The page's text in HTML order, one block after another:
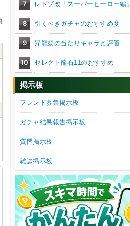
7 レドゾ改「スーパーヒーロー編」
8 引くべきガチャのおすすめ度
9 昇龍祭の当たりキャラと評価
10 セレクト龍石11のおすすめ
掲示板
フレンド募集掲示板
ガチャ結果報告掲示板
質問掲示板
雑談掲示板